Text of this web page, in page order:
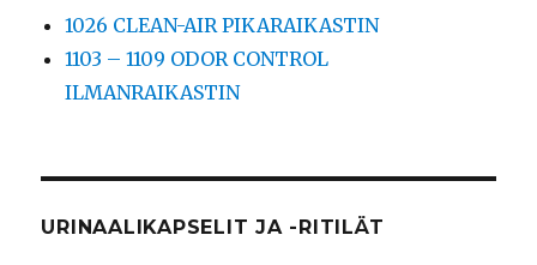
1026 CLEAN-AIR PIKARAIKASTIN
1103 – 1109 ODOR CONTROL
ILMANRAIKASTIN
URINAALIKAPSELIT JA -RITILÄT